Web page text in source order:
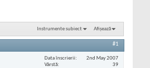
Instrumente subiect Afișează
#1
Data înscrierii
2nd May 2007
Vârstă
39